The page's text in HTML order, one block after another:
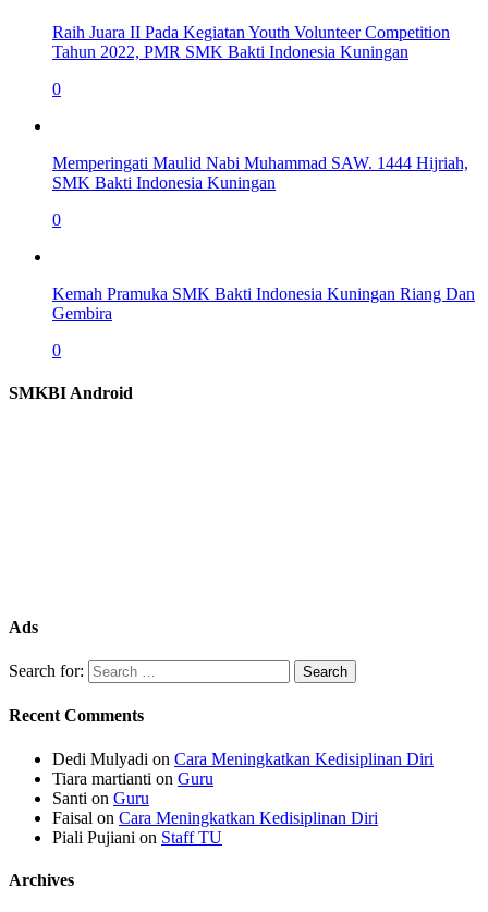
Raih Juara II Pada Kegiatan Youth Volunteer Competition
Tahun 2022, PMR SMK Bakti Indonesia Kuningan
0
Memperingati Maulid Nabi Muhammad SAW. 1444 Hijriah,
SMK Bakti Indonesia Kuningan
0
Kemah Pramuka SMK Bakti Indonesia Kuningan Riang Dan
Gembira
0
SMKBI Android
Ads
Search for:
Recent Comments
Dedi Mulyadi on Cara Meningkatkan Kedisiplinan Diri
Tiara martianti on Guru
Santi on Guru
Faisal on Cara Meningkatkan Kedisiplinan Diri
Piali Pujiani on Staff TU
Archives